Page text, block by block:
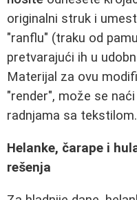
originalni struk i
"ranflu" (traku od
pretvarajući ih u
Materijal za ovu
"render", može se
radnjama sa tekstilom.
Helanke, čarape i
rešenja